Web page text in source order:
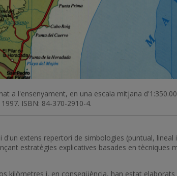
l'ensenyament, en una escala mitjana
ISBN: 84-370-2910-4.
extens repertori de simbologies (puntual,
estratègies explicatives basades en tècniques
kilòmetres i, en conseqüència, han estat